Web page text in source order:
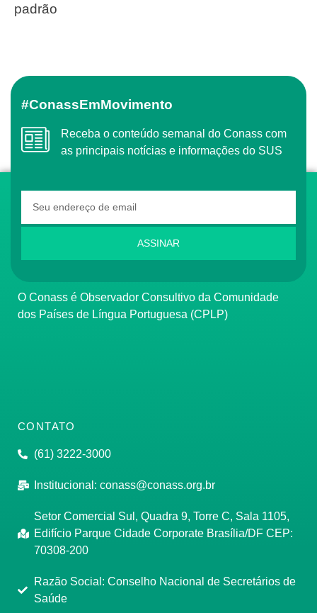
padrão
#ConassEmMovimento
Receba o conteúdo semanal do Conass com
as principais notícias e informações do SUS
ASSINAR
O Conass é Observador Consultivo da Comunidade
dos Países de Língua Portuguesa (CPLP)
CONTATO
(61) 3222-3000
Institucional: conass@conass.org.br
Setor Comercial Sul, Quadra 9, Torre C, Sala 1105,
Edifício Parque Cidade Corporate Brasília/DF CEP:
70308-200
Razão Social: Conselho Nacional de Secretários de
Saúde